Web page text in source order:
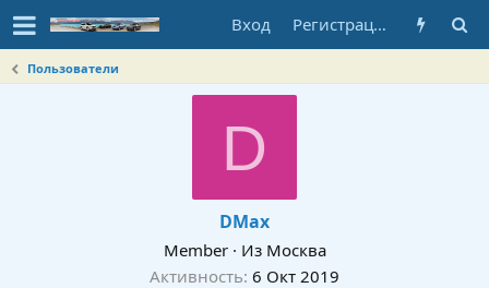
Вход Регистрация
Пользователи
D
DMax
Member · Из Москва
Активность 6 Окт 2019